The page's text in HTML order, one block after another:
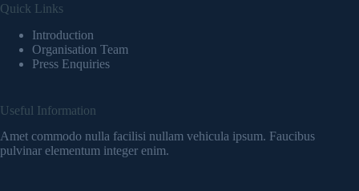
Quick Links
Introduction
Organisation Team
Press Enquiries
Useful Information
Amet commodo nulla facilisi nullam vehicula ipsum. Faucibus
pulvinar elementum integer enim.